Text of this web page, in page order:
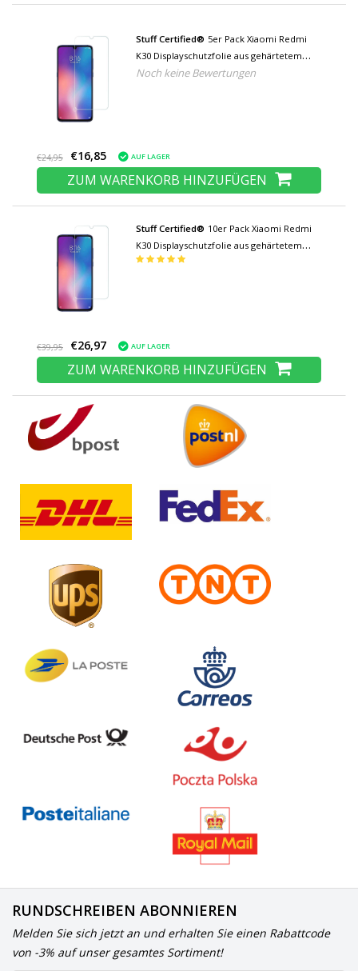
Stuff Certified® 5er Pack Xiaomi Redmi
K30 Displayschutzfolie aus gehärtetem
Glas Filmglas aus gehärtetem Glas
Noch keine Bewertungen
€24,95 €16,85 AUF LAGER
ZUM WARENKORB HINZUFÜGEN
Stuff Certified® 10er Pack Xiaomi Redmi
K30 Displayschutzfolie aus gehärtetem
Glas Filmglas aus gehärtetem Glas
€39,95 €26,97 AUF LAGER
ZUM WARENKORB HINZUFÜGEN
RUNDSCHREIBEN ABONNIEREN
Melden Sie sich jetzt an und erhalten Sie einen Rabattcode
von -3% auf unser gesamtes Sortiment!